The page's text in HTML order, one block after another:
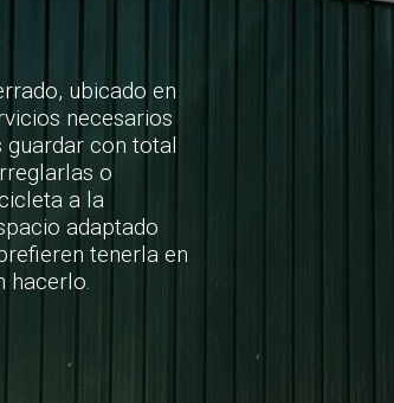
ubicado en
necesarios
con total
o
a la
adaptado
tenerla en
hacerlo.